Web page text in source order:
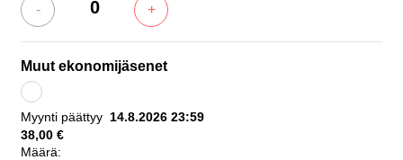
- +
Muut ekonomijäsenet
Myynti päättyy 14.8.2026 23:59
38,00 €
Määrä: